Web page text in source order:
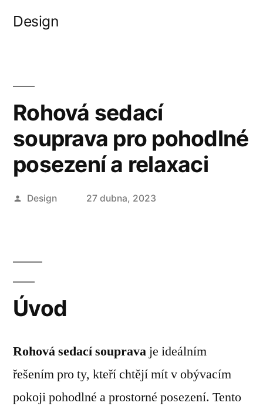
Design
Rohová sedací
souprava pro pohodlné
posezení a relaxaci
Autor
Design 27 dubna, 2023
Úvod
Rohová sedací souprava je ideálním
řešením pro ty, kteří chtějí mít v obývacím
pokoji pohodlné a prostorné posezení. Tento